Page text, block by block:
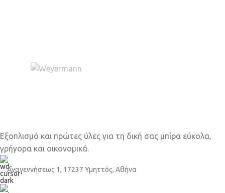
Εξοπλισμό και πρώτες ύλες για τη δική σας μπίρα εύκολα,
γρήγορα και οικονομικά.
Αναγεννήσεως 1, 17237 Υμηττός, Αθήνα